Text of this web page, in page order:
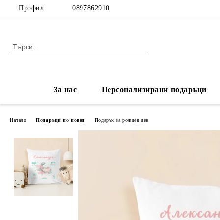
Профил 0897862910
За нас Персонализирани подаръци
Начало Подаръци по повод Подарък за рожден ден